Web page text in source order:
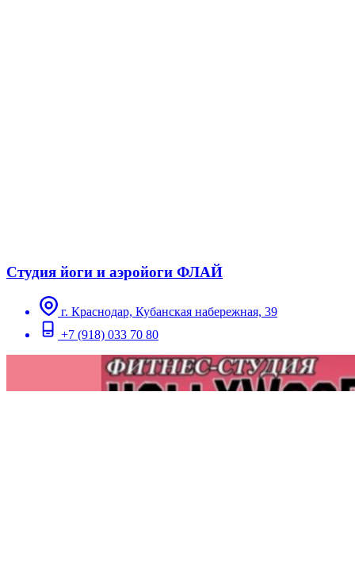
Студия йоги и аэройоги ФЛАЙ
г. Краснодар, Кубанская набережная, 39
+7 (918) 033 70 80